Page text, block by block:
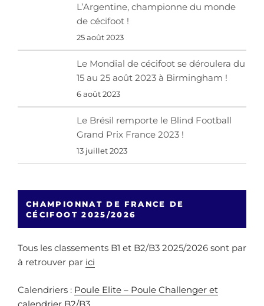
L’Argentine, championne du monde
de cécifoot !
25 août 2023
Le Mondial de cécifoot se déroulera du
15 au 25 août 2023 à Birmingham !
6 août 2023
Le Brésil remporte le Blind Football
Grand Prix France 2023 !
13 juillet 2023
CHAMPIONNAT DE FRANCE DE
CÉCIFOOT 2025/2026
Tous les classements B1 et B2/B3 2025/2026 sont par
à retrouver par ici
Calendriers : Poule Elite – Poule Challenger et
calendrier B2/B3